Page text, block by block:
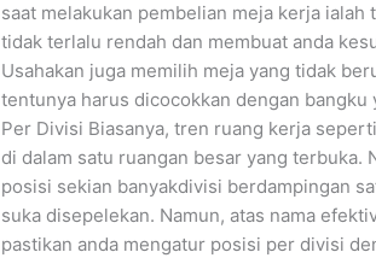
saat melakukan pembelian meja kerja
tidak terlalu rendah dan membuat anda
Usahakan juga memilih meja yang tidak
tentunya harus dicocokkan dengan bangku
Per Divisi Biasanya, tren ruang kerja
di dalam satu ruangan besar yang
posisi sekian banyakdivisi berdampingan
suka disepelekan. Namun, atas nama
pastikan anda mengatur posisi per divisi